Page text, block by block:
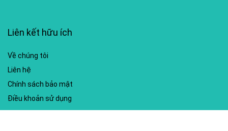
Liên kết hữu ích
Về chúng tôi
Liên hệ
Chính sách bảo mật
Điều khoản sử dụng